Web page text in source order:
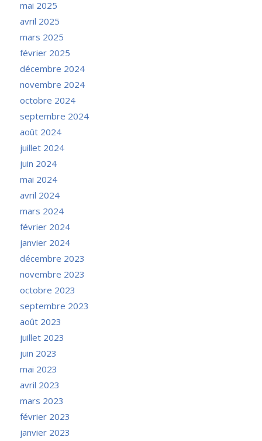
mai 2025
avril 2025
mars 2025
février 2025
décembre 2024
novembre 2024
octobre 2024
septembre 2024
août 2024
juillet 2024
juin 2024
mai 2024
avril 2024
mars 2024
février 2024
janvier 2024
décembre 2023
novembre 2023
octobre 2023
septembre 2023
août 2023
juillet 2023
juin 2023
mai 2023
avril 2023
mars 2023
février 2023
janvier 2023